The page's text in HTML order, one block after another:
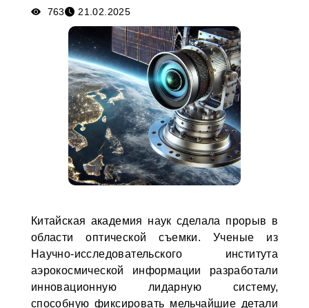
763 21.02.2025
Китайская академия наук сделала прорыв в
области оптической съемки. Ученые из
Научно-исследовательского института
аэрокосмической информации разработали
инновационную лидарную систему,
способную фиксировать мельчайшие детали